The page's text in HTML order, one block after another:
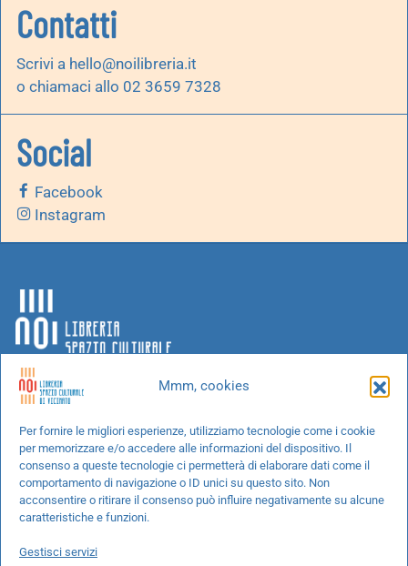
Mmm, cookies
Per fornire le migliori esperienze, utilizziamo tecnologie come i cookie
per memorizzare e/o accedere alle informazioni del dispositivo. Il
consenso a queste tecnologie ci permetterà di elaborare dati come il
comportamento di navigazione o ID unici su questo sito. Non
acconsentire o ritirare il consenso può influire negativamente su alcune
caratteristiche e funzioni.
Gestisci servizi
Contatti
Scrivi a hello@noilibreria.it
o chiamaci allo 02 3659 7328
Social
Facebook
Instagram
Chi siamo
Progetti speciali
Richiedi un libro
Spedizioni
Cookie Policy